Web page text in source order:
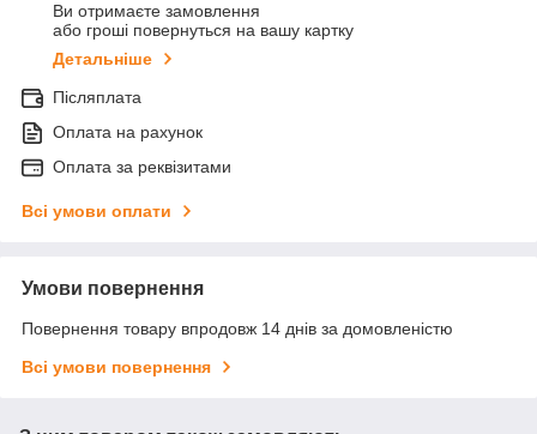
Ви отримаєте замовлення
або гроші повернуться на вашу картку
Детальніше
Післяплата
Оплата на рахунок
Оплата за реквізитами
Всі умови оплати
Умови повернення
Повернення товару впродовж 14 днів за домовленістю
Всі умови повернення